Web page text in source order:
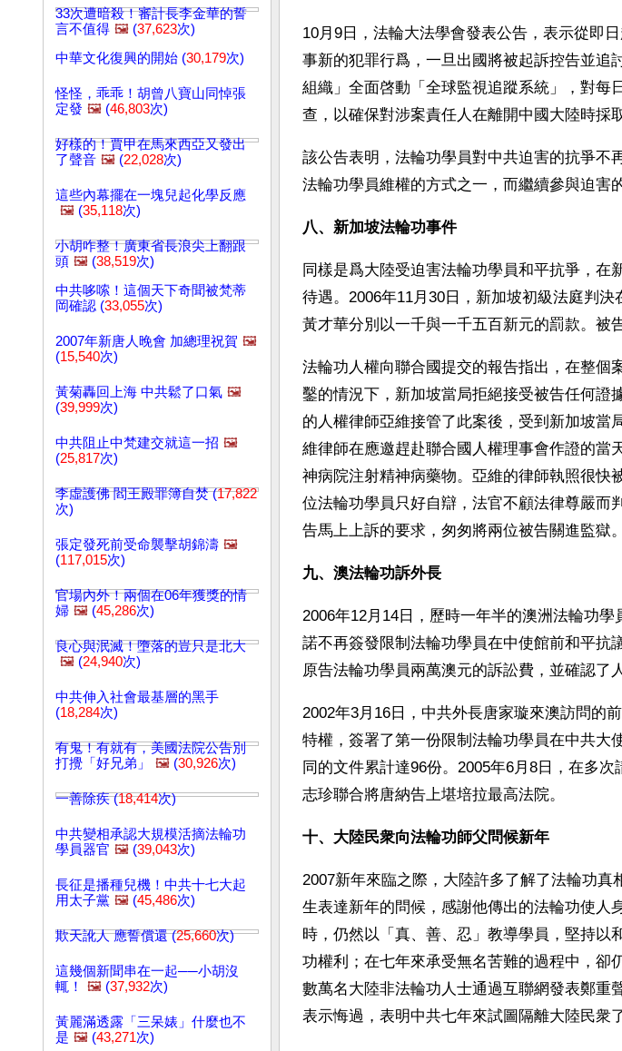
33次遭暗殺！審計長李金華的誓
言不值得 🖼️ (37,623次)
中華文化復興的開始 (30,179次)
怪怪，乖乖！胡曾八寶山同悼張
定發 🖼️ (46,803次)
好樣的！賈甲在馬來西亞又發出
了聲音 🖼️ (22,028次)
這些內幕擺在一塊兒起化學反應
🖼️ (35,118次)
小胡咋整！廣東省長浪尖上翻跟
頭 🖼️ (38,519次)
中共哆嗦！這個天下奇聞被梵蒂
岡確認 (33,055次)
2007年新唐人晚會 加總理祝賀 🖼️
(15,540次)
黃菊轟回上海 中共鬆了口氣 🖼️
(39,999次)
中共阻止中梵建交就這一招 🖼️
(25,817次)
李虛護佛 閻王殿罪簿自焚 (17,822
次)
張定發死前受命襲擊胡錦濤 🖼️
(117,015次)
官場內外！兩個在06年獲獎的情
婦 🖼️ (45,286次)
良心與泯滅！墮落的豈只是北大
🖼️ (24,940次)
中共伸入社會最基層的黑手
(18,284次)
有鬼！有就有，美國法院公告別
打攪「好兄弟」
🖼️ (30,926次)
一善除疾 (18,414次)
中共變相承認大規模活摘法輪功
學員器官 🖼️ (39,043次)
長征是播種兒機！中共十七大起
用太子黨 🖼️ (45,486次)
欺天訛人 應誓償還 (25,660次)
這幾個新聞串在一起──小胡沒
輒！
🖼️ (37,932次)
黃麗滿透露「三呆婊」什麼也不
是 🖼️ (43,271次)
10月9日，法輪大法學會發表公告，表示從即
事新的犯罪行爲，一旦出國將被起訴控告並追
組織」全面啓動「全球監視追蹤系統」，對每
查，以確保對涉案責任人在離開中國大陸時採
該公告表明，法輪功學員對中共迫害的抗爭不
法輪功學員維權的方式之一，而繼續參與迫害
八、新加坡法輪功事件
同樣是爲大陸受迫害法輪功學員和平抗爭，在
待遇。2006年11月30日，新加坡初級法庭判
黃才華分別以一千與一千五百新元的罰款。被
法輪功人權向聯合國提交的報告指出，在整個
鑿的情況下，新加坡當局拒絕接受被告任何證
的人權律師亞維接管了此案後，受到新加坡當
維律師在應邀趕赴聯合國人權理事會作證的當
神病院注射精神病藥物。亞維的律師執照很快
位法輪功學員只好自辯，法官不顧法律尊嚴而
告馬上上訴的要求，匆匆將兩位被告關進監獄。
九、澳法輪功訴外長
2006年12月14日，歷時一年半的澳洲法輪功
諾不再簽發限制法輪功學員在中使館前和平抗
原告法輪功學員兩萬澳元的訴訟費，並確認了
2002年3月16日，中共外長唐家璇來澳訪問的
特權，簽署了第一份限制法輪功學員在中共大
同的文件累計達96份。2005年6月8日，在多
志珍聯合將唐納告上堪培拉最高法院。
十、大陸民衆向法輪功師父問候新年
2007新年來臨之際，大陸許多了解了法輪功
生表達新年的問候，感謝他傳出的法輪功使人
時，仍然以「真、善、忍」教導學員，堅持以
功權利；在七年來承受無名苦難的過程中，卻
數萬名大陸非法輪功人士通過互聯網發表鄭重
表示悔過，表明中共七年來試圖隔離大陸民衆